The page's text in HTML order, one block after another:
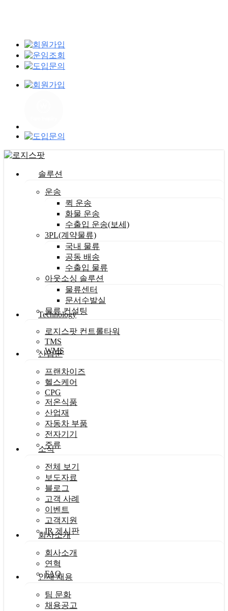
Menu 솔루션
운송
퀵 운송
화물 운송
수출입 운송(보세)
3PL(계약물류)
국내 물류
공동 배송
수출입 물류
아웃소싱 솔루션
물류센터
문서수발실
물류 컨설팅
Technology
로지스팟 컨트롤타워
TMS
WMS
산업군
프랜차이즈
헬스케어
CPG
저온식품
산업재
자동차 부품
전자기기
주류
소식
전체 보기
보도자료
블로그
고객 사례
이벤트
고객지원
IR 게시판
회사소개
회사소개
연혁
FAQ
인재 채용
팀 문화
채용공고